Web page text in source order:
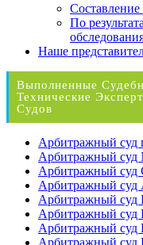
Составление
По
Наше
Выполненные
Технические
Судов
Арбитражный суд
Арбитражный суд
Арбитражный суд
Арбитражный суд
Арбитражный суд
Арбитражный суд
Арбитражный суд
Арбитражный суд